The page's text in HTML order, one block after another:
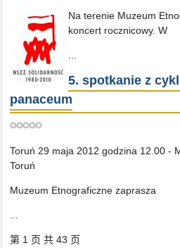
Na terenie Muzeum
koncert rocznicowy. W
5. spotkanie z
panaceum
Toruń 29 maja 2012 godzina 12.00 -
Toruń
Muzeum Etnograficzne zaprasza
第 1 页 共 43 页